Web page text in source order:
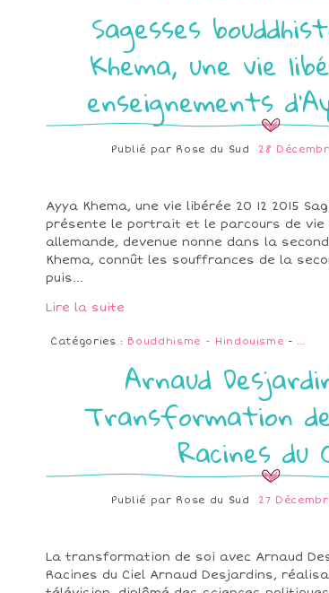
Sagesses
Khema, une vie
enseignements
Publié par Rose du Sud 28
Ayya Khema, une vie libérée 20 12 2015
présente le portrait et le parcours de vie
allemande, devenue nonne dans la
Khema, connût les souffrances de la
puis...
Lire la suite
Catégories : Bouddhisme - Hindouisme - …
Arnaud
Transformation
Racines du
Publié par Rose du Sud 27
La transformation de soi avec Arnaud
Racines du Ciel Arnaud Desjardins,